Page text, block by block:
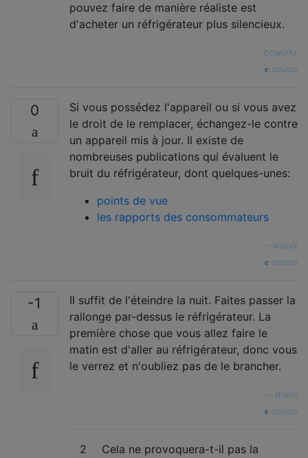
pouvez faire de manière réaliste est
d'acheter un réfrigérateur plus silencieux.
bcworkz
source
0
Si vous possédez l'appareil ou si vous avez
le droit de le remplacer, échangez-le contre
un appareil mis à jour. Il existe de
nombreuses publications qui évaluent le
bruit du réfrigérateur, dont quelques-unes:
points de vue
les rapports des consommateurs
wallyk
source
-1
Il suffit de l'éteindre la nuit. Faites passer la
rallonge par-dessus le réfrigérateur. La
première chose que vous allez faire le
matin est d'aller au réfrigérateur, donc vous
le verrez et n'oubliez pas de le brancher.
shane
source
2
Cela ne provoquera-t-il pas la